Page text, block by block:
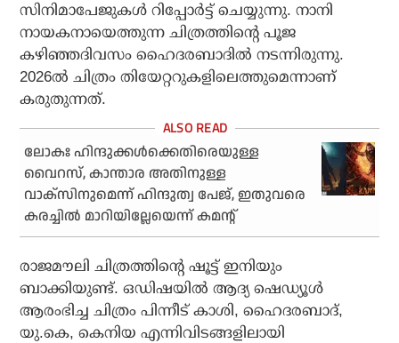
സിനിമാപേജുകള്‍ റിപ്പോര്‍ട്ട് ചെയ്യുന്നു. നാനി
നായകനായെത്തുന്ന ചിത്രത്തിന്റെ പൂജ
കഴിഞ്ഞദിവസം ഹൈദരബാദില്‍ നടന്നിരുന്നു.
2026ല്‍ ചിത്രം തിയേറ്ററുകളിലെത്തുമെന്നാണ്
കരുതുന്നത്.
ലോകഃ ഹിന്ദുക്കള്‍ക്കെതിരെയുള്ള
വൈറസ്, കാന്താര അതിനുള്ള
വാക്‌സിനുമെന്ന് ഹിന്ദുത്വ പേജ്, ഇതുവരെ
കരച്ചില്‍ മാറിയില്ലേയെന്ന് കമന്റ്
രാജമൗലി ചിത്രത്തിന്റെ ഷൂട്ട് ഇനിയും
ബാക്കിയുണ്ട്. ഒഡിഷയില്‍ ആദ്യ ഷെഡ്യൂള്‍
ആരംഭിച്ച ചിത്രം പിന്നീട് കാശി, ഹൈദരബാദ്,
യു.കെ, കെനിയ എന്നിവിടങ്ങളിലായി